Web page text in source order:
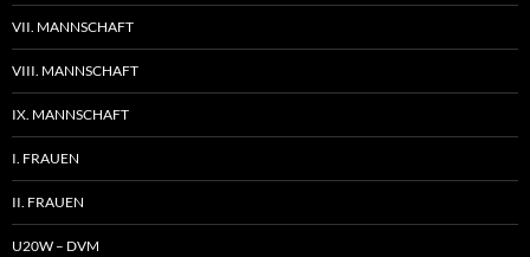
VII. MANNSCHAFT
VIII. MANNSCHAFT
IX. MANNSCHAFT
I. FRAUEN
II. FRAUEN
U20W – DVM